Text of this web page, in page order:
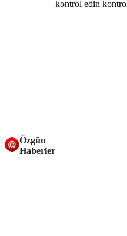
Özgün
Haberler